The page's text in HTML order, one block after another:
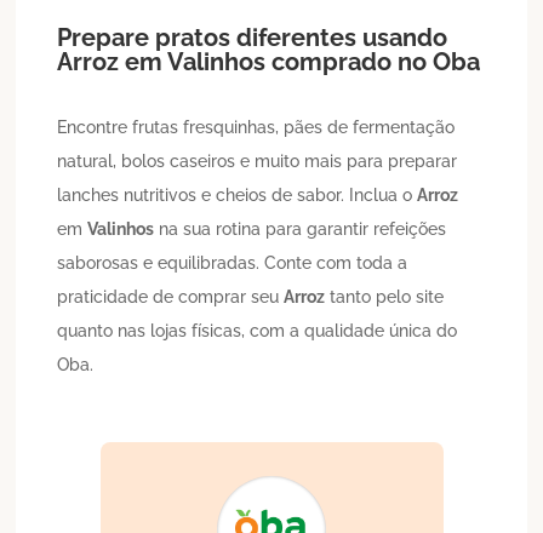
Prepare pratos diferentes usando
Arroz emValinhos comprado no Oba
Encontre frutas fresquinhas, pães de fermentação
natural, bolos caseiros e muito mais para preparar
lanches nutritivos e cheios de sabor. Inclua oArroz
emValinhos na sua rotina para garantir refeições
saborosas e equilibradas. Conte com toda a
praticidade de comprar seuArroz tanto pelo site
quanto nas lojas físicas, com a qualidade única do
Oba.